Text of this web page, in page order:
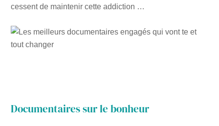
cessent de maintenir cette addiction …
Documentaires sur le bonheur